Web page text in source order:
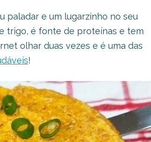
paladar e um lugarzinho no seu
trigo, é fonte de proteínas e tem
olhar duas vezes e é uma das
!